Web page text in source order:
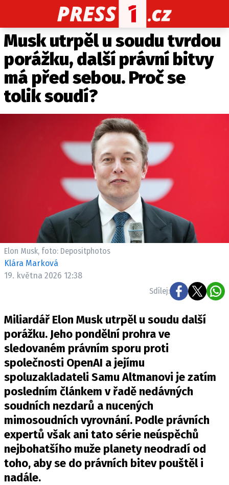
CELEBRITY NOVINKY SPORT POČASÍ
Máte příběh, fotku nebo video?
Pošlete e-mail na PRESS1.cz
O NÁS
O REDAKCI
KONTAKT
VYDAVATEL
Musk utrpěl u soudu tvrdou
porážku, další právní bitvy
má před sebou. Proč se
tolik soudí?
Elon Musk, foto: Depositphotos
Klára Marková
19. května 2026 12:38
Sdílej:
Miliardář Elon Musk utrpěl u soudu další
porážku. Jeho pondělní prohra ve
sledovaném právním sporu proti
společnosti OpenAI a jejímu
spoluzakladateli Samu Altmanovi je zatím
posledním článkem v řadě nedávných
soudních nezdarů a nucených
mimosoudních vyrovnání. Podle právních
expertů však ani tato série neúspěchů
nejbohatšího muže planety neodradí od
toho, aby se do právních bitev pouštěl i
nadále.